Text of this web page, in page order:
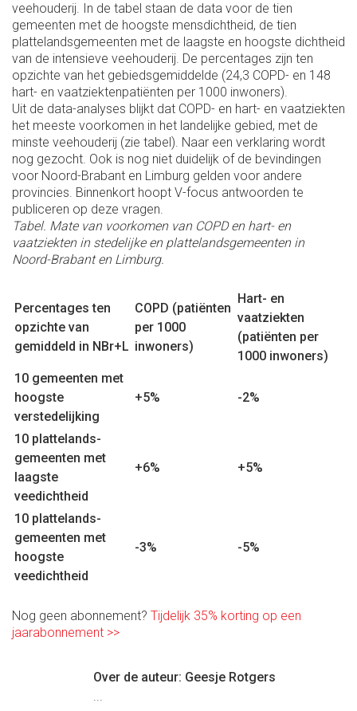
veehouderij. In de tabel staan de data voor de tien
gemeenten met de hoogste mensdichtheid, de tien
plattelandsgemeenten met de laagste en hoogste dichtheid
van de intensieve veehouderij. De percentages zijn ten
opzichte van het gebiedsgemiddelde (24,3 COPD- en 148
hart- en vaatziektenpatiënten per 1000 inwoners).
Uit de data-analyses blijkt dat COPD- en hart- en vaatziekten
het meeste voorkomen in het landelijke gebied, met de
minste veehouderij (zie tabel). Naar een verklaring wordt
nog gezocht. Ook is nog niet duidelijk of de bevindingen
voor Noord-Brabant en Limburg gelden voor andere
provincies. Binnenkort hoopt V-focus antwoorden te
publiceren op deze vragen.
Tabel. Mate van voorkomen van COPD en hart- en
vaatziekten in stedelijke en plattelandsgemeenten in
Noord-Brabant en Limburg.
Percentages ten
opzichte van
gemiddeld in NBr+L
COPD (patiënten
per 1000
inwoners)
Hart- en
vaatziekten
(patiënten per
1000 inwoners)
10 gemeenten met
hoogste
verstedelijking
+5% -2%
10 plattelands-
gemeenten met
laagste
veedichtheid
+6% +5%
10 plattelands-
gemeenten met
hoogste
veedichtheid
-3% -5%
Nog geen abonnement? Tijdelijk 35% korting op een
jaarabonnement >>
Over de auteur: Geesje Rotgers
...